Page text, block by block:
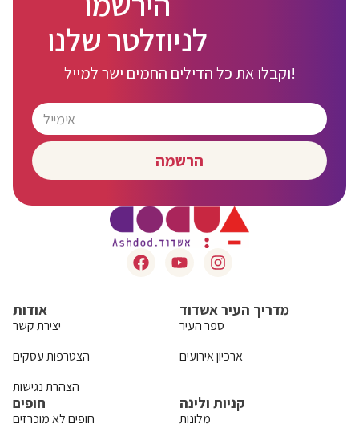
לניוזלטר שלנו
וקבלו את כל הדילים החמים ישר למייל!
הרשמה
אודות
יצירת קשר
הצטרפות עסקים
הצהרת נגישות
מדריך העיר אשדוד
ספר העיר
ארכיון אירועים
חופים
חופים לא מוכרזים
קניות ולינה
מלונות